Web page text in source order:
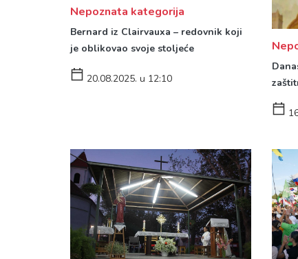
Nepoznata kategorija
Bernard iz Clairvauxa – redovnik koji
je oblikovao svoje stoljeće
20.08.2025. u 12:10